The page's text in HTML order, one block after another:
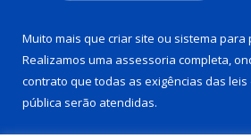
Muito mais que criar site ou sistema para
Realizamos uma assessoria completa,
contrato que todas as exigências das leis
pública serão atendidas.